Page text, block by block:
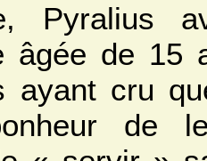
Pyralius
âgée de 15
ayant cru
de